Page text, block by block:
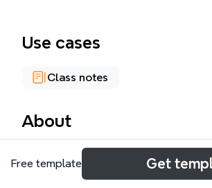
Use cases
Class notes
About
El mapa mental 'licencias de
nodos que explican los tipos de
Free template Get